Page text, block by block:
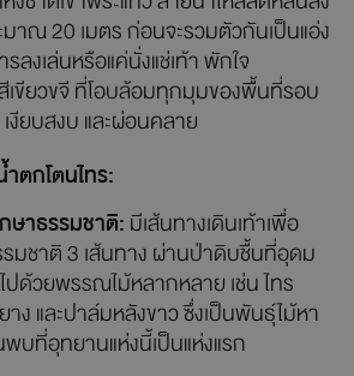
ทร
ย็นใจที่“น้ำตกโตนไทร” (Ton Sai
ดเล็กที่ซ่อนตัวอยู่ใต้ร่มเงาของต้นไทร
ห่งชาติเขาพระแทว สายน้ำไหลลดหลั่นลง
าณ 20 เมตร ก่อนจะรวมตัวกันเป็นแอ่ง
ารลงเล่นหรือแค่นั่งแช่เท้า พักใจ
เขียวขจี ที่โอบล้อมทุกมุมของพื้นที่รอบ
เงียบสงบ และผ่อนคลาย